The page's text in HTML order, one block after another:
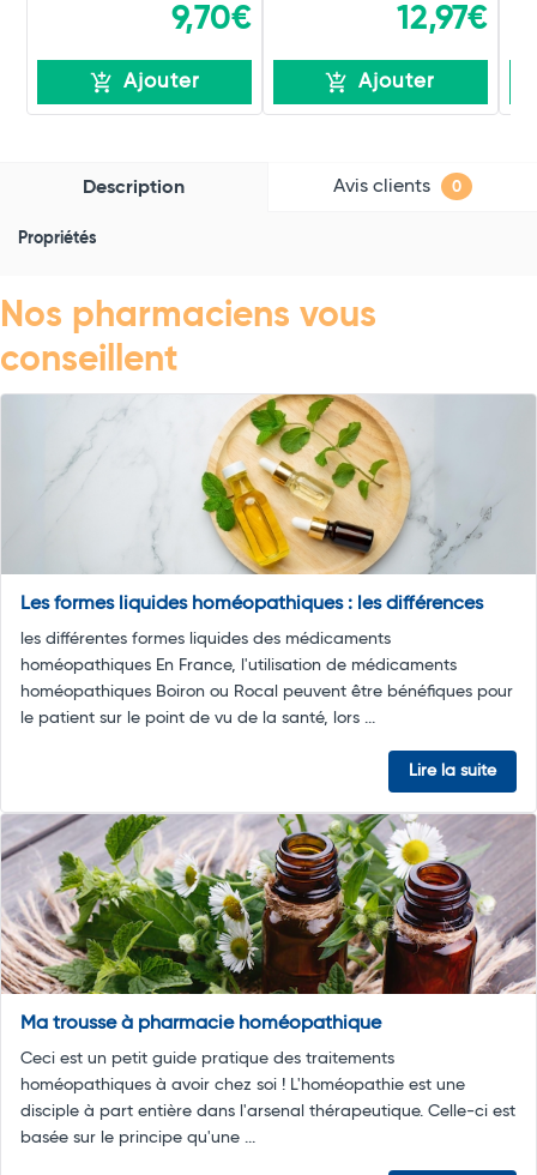
9,70€
Ajouter
12,97€
Ajouter
Description Avis clients 0
Propriétés
Nos pharmaciens vous
conseillent
Les formes liquides homéopathiques : les différences
les différentes formes liquides des médicaments
homéopathiques En France, l'utilisation de médicaments
homéopathiques Boiron ou Rocal peuvent être bénéfiques pour
le patient sur le point de vu de la santé, lors ...
Lire la suite
Ma trousse à pharmacie homéopathique
Ceci est un petit guide pratique des traitements
homéopathiques à avoir chez soi ! L'homéopathie est une
disciple à part entière dans l'arsenal thérapeutique. Celle-ci est
basée sur le principe qu'une ...